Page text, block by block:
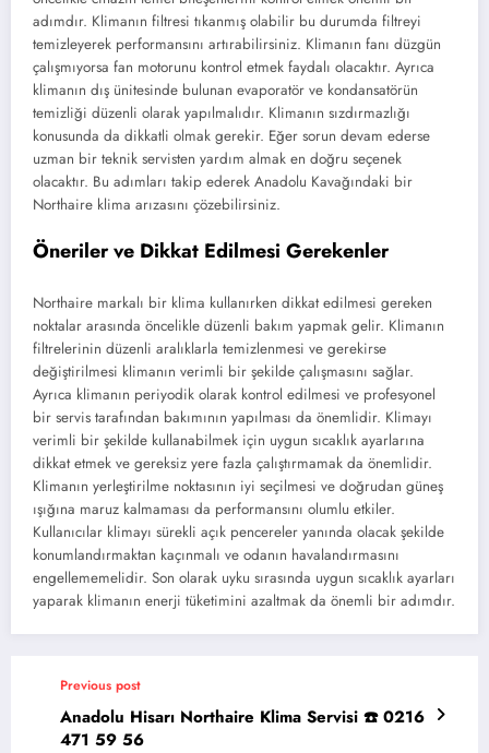
adımdır. Klimanın filtresi tıkanmış olabilir bu durumda filtreyi
temizleyerek performansını artırabilirsiniz. Klimanın fanı düzgün
çalışmıyorsa fan motorunu kontrol etmek faydalı olacaktır. Ayrıca
klimanın dış ünitesinde bulunan evaporatör ve kondansatörün
temizliği düzenli olarak yapılmalıdır. Klimanın sızdırmazlığı
konusunda da dikkatli olmak gerekir. Eğer sorun devam ederse
uzman bir teknik servisten yardım almak en doğru seçenek
olacaktır. Bu adımları takip ederek Anadolu Kavağındaki bir
Northaire klima arızasını çözebilirsiniz.
Öneriler ve Dikkat Edilmesi Gerekenler
Northaire markalı bir klima kullanırken dikkat edilmesi gereken
noktalar arasında öncelikle düzenli bakım yapmak gelir. Klimanın
filtrelerinin düzenli aralıklarla temizlenmesi ve gerekirse
değiştirilmesi klimanın verimli bir şekilde çalışmasını sağlar.
Ayrıca klimanın periyodik olarak kontrol edilmesi ve profesyonel
bir servis tarafından bakımının yapılması da önemlidir. Klimayı
verimli bir şekilde kullanabilmek için uygun sıcaklık ayarlarına
dikkat etmek ve gereksiz yere fazla çalıştırmamak da önemlidir.
Klimanın yerleştirilme noktasının iyi seçilmesi ve doğrudan güneş
ışığına maruz kalmaması da performansını olumlu etkiler.
Kullanıcılar klimayı sürekli açık pencereler yanında olacak şekilde
konumlandırmaktan kaçınmalı ve odanın havalandırmasını
engellememelidir. Son olarak uyku sırasında uygun sıcaklık ayarları
yaparak klimanın enerji tüketimini azaltmak da önemli bir adımdır.
Previous post
Anadolu Hisarı Northaire Klima Servisi ☎️ 0216
471 59 56